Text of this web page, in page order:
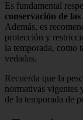
Es fundamental
conservación de
Además, es
protección y
la temporada, como
vedadas.
Recuerda que la
normativas vigentes
de la temporada de